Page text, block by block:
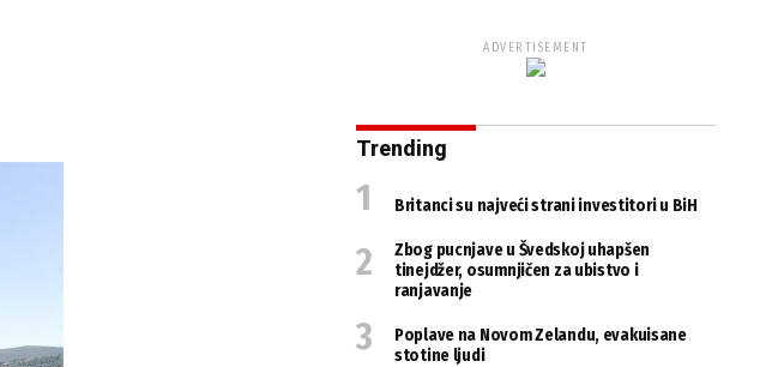
ADVERTISEMENT
Trending
Britanci su najveći strani investitori u BiH
Zbog pucnjave u Švedskoj uhapšen
tinejdžer, osumnjičen za ubistvo i
ranjavanje
Poplave na Novom Zelandu, evakuisane
stotine ljudi